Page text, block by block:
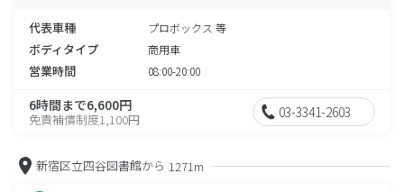
代表車種 プロボックス 等
ボディタイプ 商用車
営業時間 08:00-20:00
6時間まで6,600円
免責補償制度1,100円 03-3341-2603
新宿区立四谷図書館から 1271m